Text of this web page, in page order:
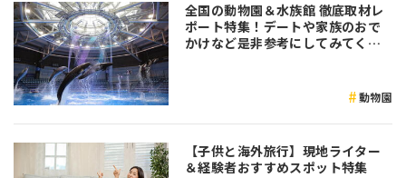
全国の動物園＆水族館 徹底取材レ
ポート特集！デートや家族のおで
かけなど是非参考にしてみてくだ
動物園
【子供と海外旅行】現地ライター
＆経験者おすすめスポット特集